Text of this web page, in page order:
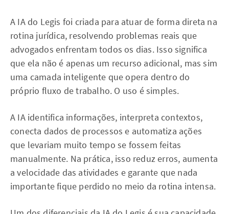
A IA do Legis foi criada para atuar de forma direta na
rotina jurídica, resolvendo problemas reais que
advogados enfrentam todos os dias. Isso significa
que ela não é apenas um recurso adicional, mas sim
uma camada inteligente que opera dentro do
próprio fluxo de trabalho. O uso é simples.
A IA identifica informações, interpreta contextos,
conecta dados de processos e automatiza ações
que levariam muito tempo se fossem feitas
manualmente. Na prática, isso reduz erros, aumenta
a velocidade das atividades e garante que nada
importante fique perdido no meio da rotina intensa.